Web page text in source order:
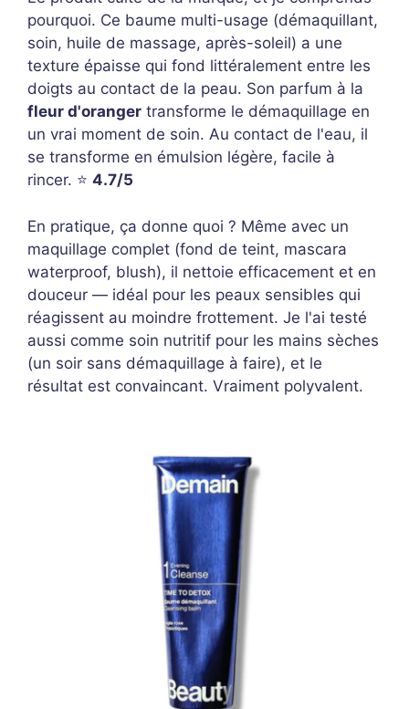
pourquoi. Ce baume multi-usage (démaquillant,
soin, huile de massage, après-soleil) a une
texture épaisse qui fond littéralement entre les
doigts au contact de la peau. Son parfum à la
fleur d'oranger transforme le démaquillage en
un vrai moment de soin. Au contact de l'eau, il
se transforme en émulsion légère, facile à
rincer. ⭐ 4.7/5
En pratique, ça donne quoi ? Même avec un
maquillage complet (fond de teint, mascara
waterproof, blush), il nettoie efficacement et en
douceur — idéal pour les peaux sensibles qui
réagissent au moindre frottement. Je l'ai testé
aussi comme soin nutritif pour les mains sèches
(un soir sans démaquillage à faire), et le
résultat est convaincant. Vraiment polyvalent.